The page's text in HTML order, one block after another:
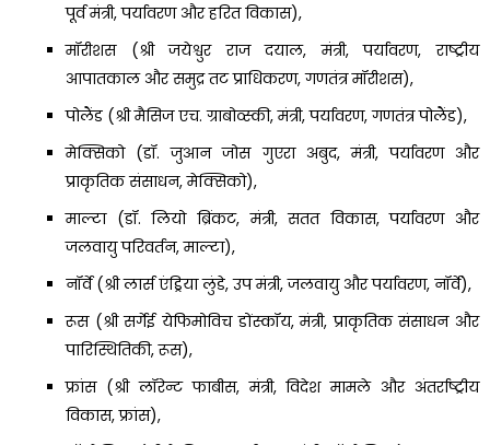
पूर्व मंत्री, पर्यावरण और हरित विकास),
मॉरीशस (श्री जयेश्वुर राज दयाल, मंत्री, पर्यावरण, राष्ट्रीय
आपातकाल और समुद्र तट प्राधिकरण, गणतंत्र मॉरीशस),
पोलैंड (श्री मैसिज एच. ग्राबोव्स्की, मंत्री, पर्यावरण, गणतंत्र पोलैंड),
मेक्सिको (डॉ. जुआन जोस गुएरा अबुद, मंत्री, पर्यावरण और
प्राकृतिक संसाधन, मेक्सिको),
माल्टा (डॉ. लियो ब्रिंकट, मंत्री, सतत विकास, पर्यावरण और
जलवायु परिवर्तन, माल्टा),
नॉर्वे (श्री लार्स एंड्रिया लुंडे, उप मंत्री, जलवायु और पर्यावरण, नॉर्वे),
रूस (श्री सर्गेई येफिमोविच डोंस्कॉय, मंत्री, प्राकृतिक संसाधन और
पारिस्थितिकी, रूस),
फ्रांस (श्री लॉरेन्ट फाबीस, मंत्री, विदेश मामले और अंतर्राष्ट्रीय
विकास, फ्रांस),